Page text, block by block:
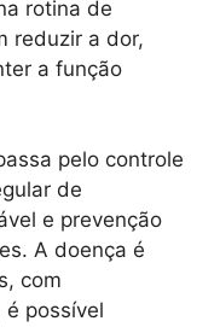
rotina de
reduzir a dor,
a função
pelo controle
de
e prevenção
A doença é
com
possível